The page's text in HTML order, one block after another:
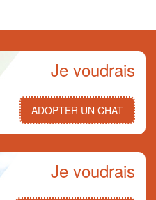
Je voudrais
ADOPTER UN CHAT
Je voudrais